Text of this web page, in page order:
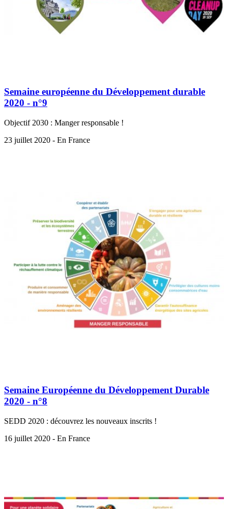
Semaine européenne du Développement durable
2020 - n°9
Objectif 2030 : Manger responsable !
23 juillet 2020 - En France
Semaine Européenne du Développement Durable
2020 - n°8
SEDD 2020 : découvrez les nouveaux inscrits !
16 juillet 2020 - En France